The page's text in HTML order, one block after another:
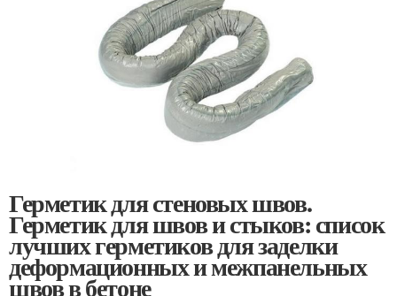
Герметик для стеновых швов.
Герметик для швов и стыков: список
лучших герметиков для заделки
деформационных и межпанельных
швов в бетоне